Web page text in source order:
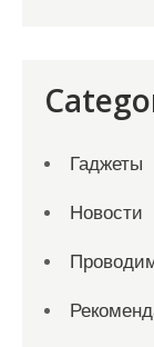
Гаджеты
Новости